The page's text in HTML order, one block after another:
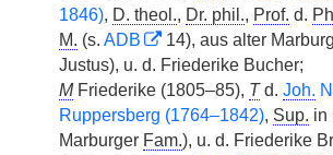
1846), D. theol., Dr. phil., Prof. d.
M. (s. ADB 14), aus alter
Justus), u. d. Friederike Bucher;
MFriederike (1805–85), Td. Joh.
Ruppersberg (1764–1842), Sup. in
Marburger Fam.), u. d. Friederike